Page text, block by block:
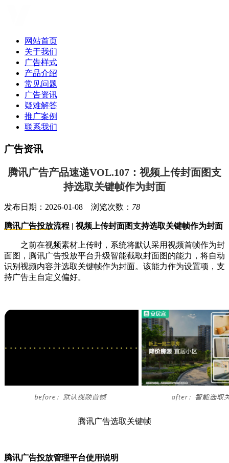
网站首页
关于我们
广告样式
产品介绍
常见问题
广告资讯
疑难解答
推广案例
联系我们
广告资讯
腾讯广告产品速递VOL.107：视频上传封面图支
持选取关键帧作为封面
发布日期：2026-01-08 浏览次数： 78
腾讯广告投放流程 | 视频上传封面图支持选取关键帧作为封面
之前在视频素材上传时，系统将默认采用视频首帧作为封
面图，腾讯广告投放平台升级智能截取封面图的能力，将自动
识别视频内容并选取关键帧作为封面。该能力作为设置项，支
持广告主自定义偏好。
腾讯广告选取关键帧
腾讯广告投放管理平台使用说明